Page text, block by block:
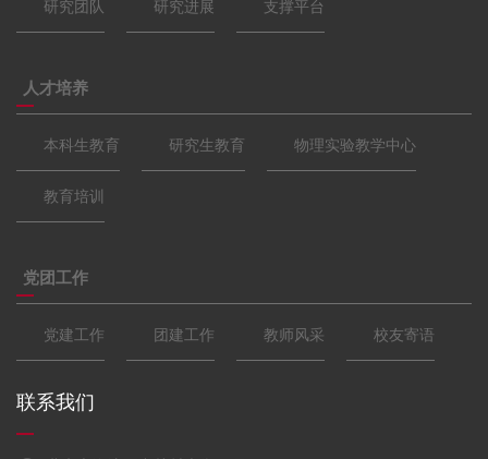
研究团队 研究进展 支撑平台
人才培养
本科生教育 研究生教育 物理实验教学中心
教育培训
党团工作
党建工作 团建工作 教师风采 校友寄语
联系我们